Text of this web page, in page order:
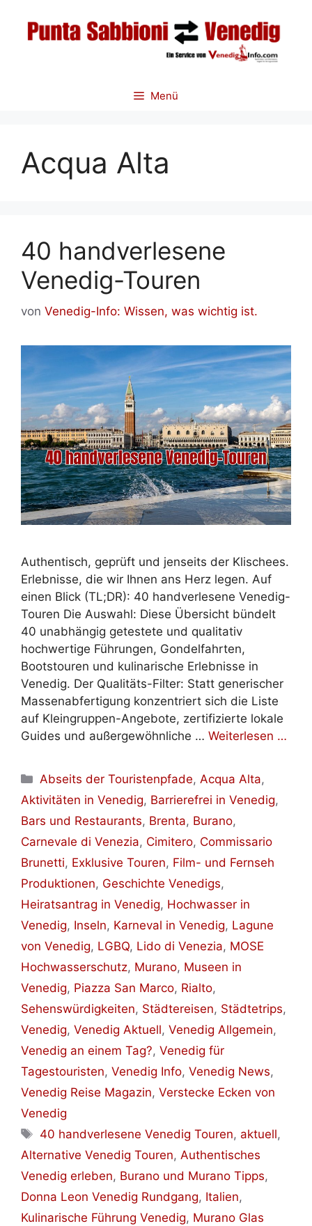
Inhalt
springen
Menü
Acqua Alta
40 handverlesene
Venedig-Touren
von Venedig-Info: Wissen, was wichtig ist.
Authentisch, geprüft und jenseits der Klischees.
Erlebnisse, die wir Ihnen ans Herz legen. Auf
einen Blick (TL;DR): 40 handverlesene Venedig-
Touren Die Auswahl: Diese Übersicht bündelt
40 unabhängig getestete und qualitativ
hochwertige Führungen, Gondelfahrten,
Bootstouren und kulinarische Erlebnisse in
Venedig. Der Qualitäts-Filter: Statt generischer
Massenabfertigung konzentriert sich die Liste
auf Kleingruppen-Angebote, zertifizierte lokale
Guides und außergewöhnliche … Weiterlesen …
Kategorien
Abseits der Touristenpfade,Acqua Alta,
Aktivitäten in Venedig, Barrierefrei in Venedig,
Bars und Restaurants, Brenta, Burano,
Carnevale di Venezia, Cimitero, Commissario
Brunetti, Exklusive Touren, Film- und Fernseh
Produktionen, Geschichte Venedigs,
Heiratsantrag in Venedig, Hochwasser in
Venedig, Inseln, Karneval in Venedig, Lagune
von Venedig, LGBQ, Lido di Venezia, MOSE
Hochwasserschutz, Murano, Museen in
Venedig, Piazza San Marco, Rialto,
Sehenswürdigkeiten, Städtereisen, Städtetrips,
Venedig, Venedig Aktuell, Venedig Allgemein,
Venedig an einem Tag?, Venedig für
Tagestouristen, Venedig Info, Venedig News,
Venedig Reise Magazin, Verstecke Ecken von
Venedig
Schlagwörter
40 handverlesene Venedig Touren, aktuell,
Alternative Venedig Touren, Authentisches
Venedig erleben, Burano und Murano Tipps,
Donna Leon Venedig Rundgang, Italien,
Kulinarische Führung Venedig, Murano Glas